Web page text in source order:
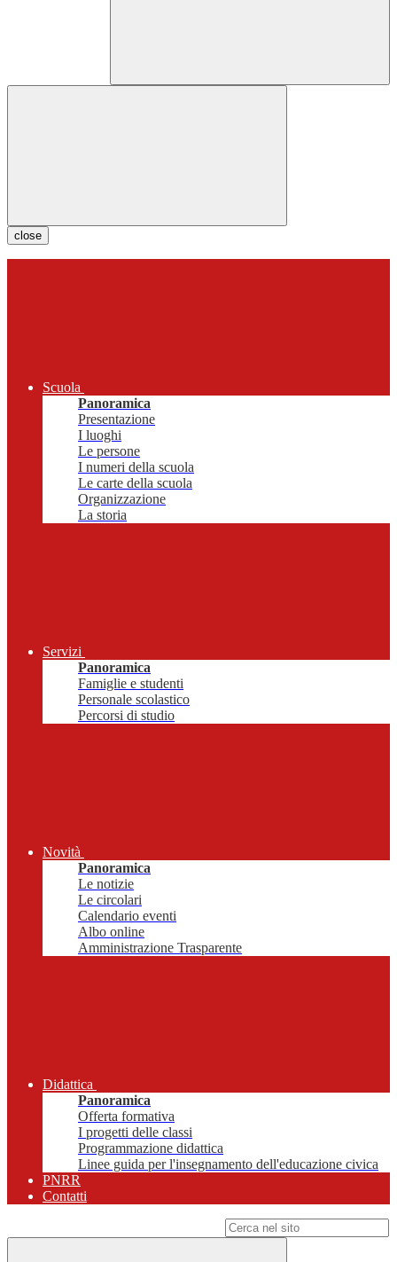
close
Scuola
Panoramica
Presentazione
I luoghi
Le persone
I numeri della scuola
Le carte della scuola
Organizzazione
La storia
Servizi
Panoramica
Famiglie e studenti
Personale scolastico
Percorsi di studio
Novità
Panoramica
Le notizie
Le circolari
Calendario eventi
Albo online
Amministrazione Trasparente
Didattica
Panoramica
Offerta formativa
I progetti delle classi
Programmazione didattica
Linee guida per l'insegnamento dell'educazione civica
PNRR
Contatti